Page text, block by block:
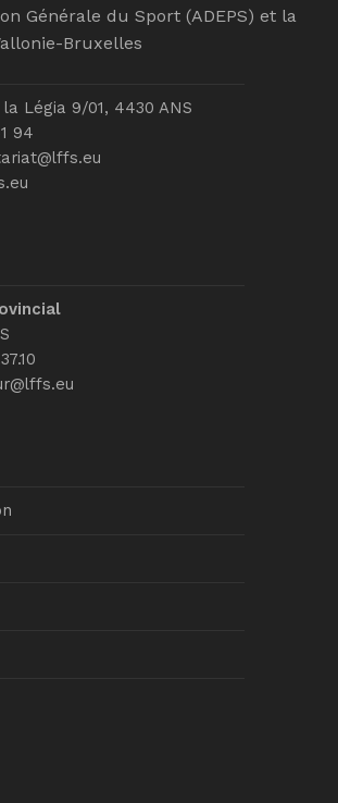
Générale du Sport (ADEPS) et la
Bruxelles
Légia 9/01, 4430 ANS
94